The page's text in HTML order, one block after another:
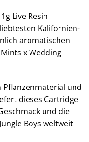
Live Resin
Kalifornien-
aromatischen
x Wedding
und
dieses Cartridge
und die
Boys weltweit